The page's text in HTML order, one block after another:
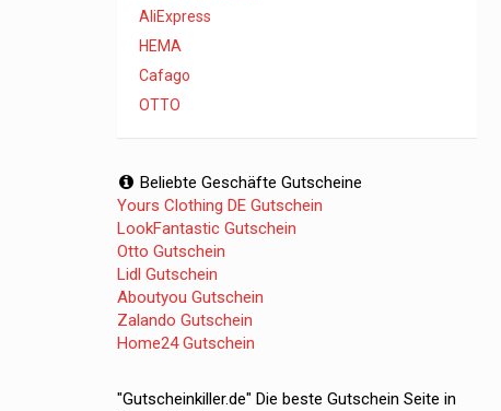
AliExpress
HEMA
Cafago
OTTO
Beliebte Geschäfte Gutscheine
Yours Clothing DE Gutschein
LookFantastic Gutschein
Otto Gutschein
Lidl Gutschein
Aboutyou Gutschein
Zalando Gutschein
Home24 Gutschein
"Gutscheinkiller.de" Die beste Gutschein Seite in